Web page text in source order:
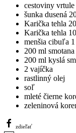
cestoviny
šunka dusená
Karička tehla
Karička tehla
menšia cibuľa
200 ml
200 ml kyslá
2 vajíčka
rastlinný olej
soľ
mleté čierne
zeleninová
zdieľať